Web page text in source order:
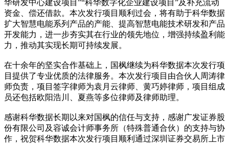
华研发中心建设项目”“科华数字化企业建设项目”及补充流动
资金、偿还借款。本次发行项目顺利过会，将有助于科华数据
扩大智慧电能系列产品的产能、提高智慧电能技术研发和产品
开发能力，进一步夯实其在行业的领先地位，增强持续盈利能
力，推动其实现长期可持续发展。
在十余年的坚实合作基础上，国枫继续为科华数据本次发行项
目提供了专业优质的法律服务。本次发行项目由合伙人周涛律
师负责，项目签字律师为袁月云律师、黄巧婷律师，项目组成
员还包括欧阳浩川、夏燕等多位律师及律师助理。
感谢科华数据长期以来对国枫的信任与支持，感谢广发证券股
份有限公司及容诚会计师事务所（特殊普通合伙）的支持与协
作，祝贺科华数据本次发行项目顺利通过深圳证券交易所上市